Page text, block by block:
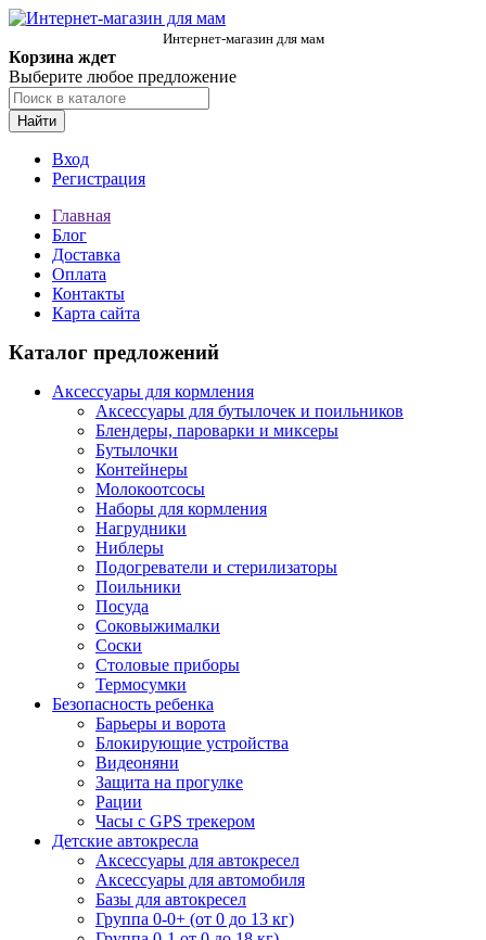
Интернет-магазин для мам
Корзина ждет
Выберите любое предложение
Найти
Вход
Регистрация
Главная
Блог
Доставка
Оплата
Контакты
Карта сайта
Каталог предложений
Аксессуары для кормления
Аксессуары для бутылочек и поильников
Блендеры, пароварки и миксеры
Бутылочки
Контейнеры
Молокоотсосы
Наборы для кормления
Нагрудники
Ниблеры
Подогреватели и стерилизаторы
Поильники
Посуда
Соковыжималки
Соски
Столовые приборы
Термосумки
Безопасность ребенка
Барьеры и ворота
Блокирующие устройства
Видеоняни
Защита на прогулке
Рации
Часы с GPS трекером
Детские автокресла
Аксессуары для автокресел
Аксессуары для автомобиля
Базы для автокресел
Группа 0-0+ (от 0 до 13 кг)